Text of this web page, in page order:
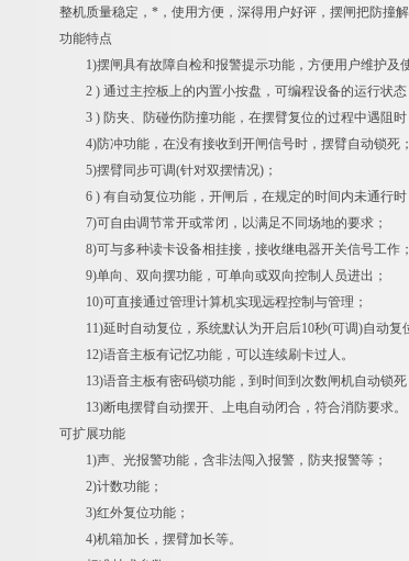
整机质量稳定，*，使用方便，深得用户好评，摆闸把防撞
功能特点
1)摆闸具有故障自检和报警提示功能，方便用户维护及
2 ) 通过主控板上的内置小按盘，可编程设备的运行状态
3 ) 防夹、防碰伤防撞功能，在摆臂复位的过程中遇阻时
4)防冲功能，在没有接收到开闸信号时，摆臂自动锁死；
5)摆臂同步可调(针对双摆情况)；
6 ) 有自动复位功能，开闸后，在规定的时间内未通行时
7)可自由调节常开或常闭，以满足不同场地的要求；
8)可与多种读卡设备相挂接，接收继电器开关信号工作；
9)单向、双向摆功能，可单向或双向控制人员进出；
10)可直接通过管理计算机实现远程控制与管理；
11)延时自动复位，系统默认为开启后10秒(可调)自动复
12)语音主板有记忆功能，可以连续刷卡过人。
13)语音主板有密码锁功能，到时间到次数闸机自动锁死
13)断电摆臂自动摆开、上电自动闭合，符合消防要求。
可扩展功能
1)声、光报警功能，含非法闯入报警，防夹报警等；
2)计数功能；
3)红外复位功能；
4)机箱加长，摆臂加长等。